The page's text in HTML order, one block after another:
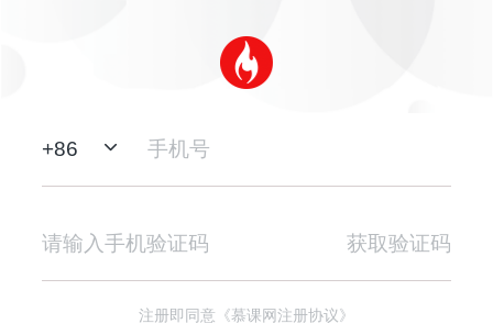
+86
获取验证码
注册即同意《慕课网注册协议》